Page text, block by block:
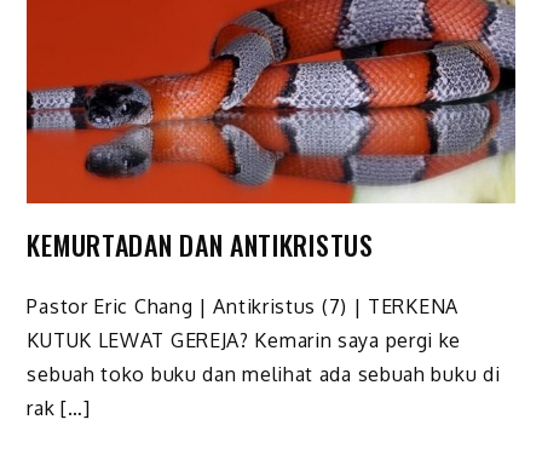
KEMURTADAN DAN ANTIKRISTUS
Pastor Eric Chang | Antikristus (7) | TERKENA
KUTUK LEWAT GEREJA? Kemarin saya pergi ke
sebuah toko buku dan melihat ada sebuah buku di
rak […]